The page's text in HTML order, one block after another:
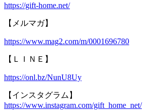
https://gift-home.net/
【メルマガ】
https://www.mag2.com/m/0001696780
【ＬＩＮＥ】
https://onl.bz/NunU8Uy
【インスタグラム】
https://www.instagram.com/gift_home_net/